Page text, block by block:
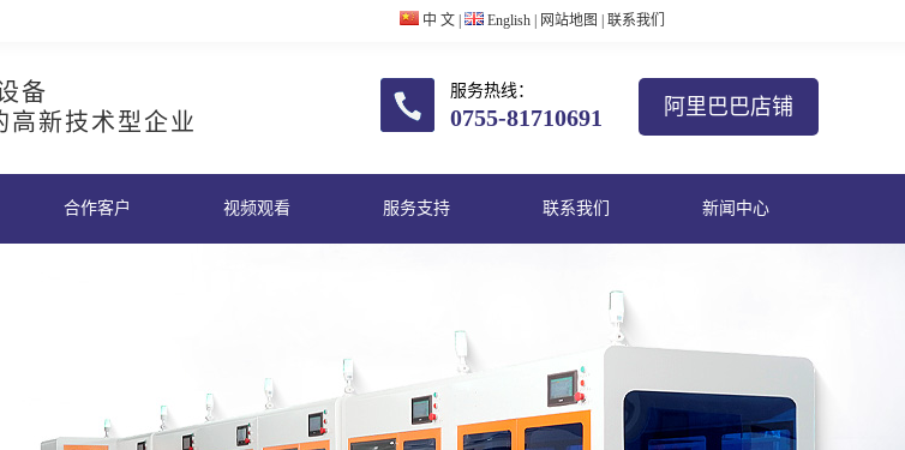
中 文 English 网站地图 联系我们
备
高新技术型企业
阿里巴巴店铺
服务热线：
0755-81710691
合作客户 视频观看 服务支持 联系我们 新闻中心